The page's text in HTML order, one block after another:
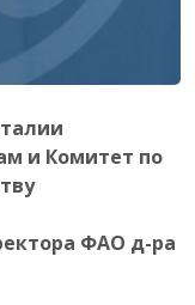
и Комитет по
ФАО д-ра